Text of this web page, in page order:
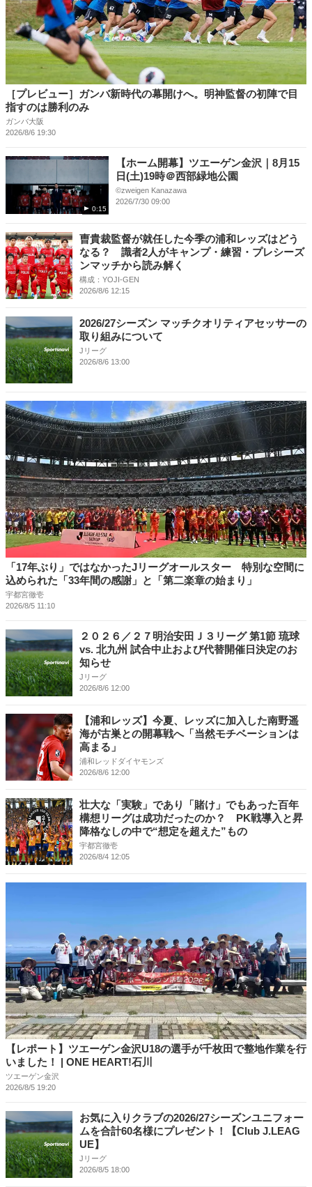
［プレビュー］ガンバ新時代の幕開けへ。明神監督の初陣で目
指すのは勝利のみ
ガンバ大阪
2026/8/6 19:30
0:15
【ホーム開幕】ツエーゲン金沢｜8月15
日(土)19時＠西部緑地公園
©︎zweigen Kanazawa
2026/7/30 09:00
曺貴裁監督が就任した今季の浦和レッズはどう
なる？ 識者2人がキャンプ・練習・プレシーズ
ンマッチから読み解く
構成：YOJI-GEN
2026/8/6 12:15
2026/27シーズン マッチクオリティアセッサーの
取り組みについて
Jリーグ
2026/8/6 13:00
「17年ぶり」ではなかったJリーグオールスター 特別な空間に
込められた「33年間の感謝」と「第二楽章の始まり」
宇都宮徹壱
2026/8/5 11:10
２０２６／２７明治安田Ｊ３リーグ 第1節 琉球
vs. 北九州 試合中止および代替開催日決定のお
知らせ
Jリーグ
2026/8/6 12:00
【浦和レッズ】今夏、レッズに加入した南野遥
海が古巣との開幕戦へ「当然モチベーションは
高まる」
浦和レッドダイヤモンズ
2026/8/6 12:00
壮大な「実験」であり「賭け」でもあった百年
構想リーグは成功だったのか？ PK戦導入と昇
降格なしの中で“想定を超えた”もの
宇都宮徹壱
2026/8/4 12:05
【レポート】ツエーゲン金沢U18の選手が千枚田で整地作業を行
いました！ | ONE HEART!石川
ツエーゲン金沢
2026/8/5 19:20
お気に入りクラブの2026/27シーズンユニフォー
ムを合計60名様にプレゼント！【Club J.LEAG
UE】
Jリーグ
2026/8/5 18:00